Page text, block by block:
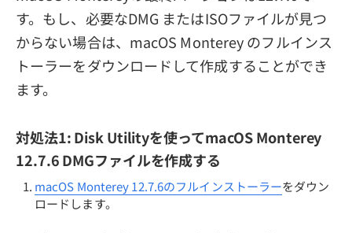
す。もし、必要なDMG またはISOファイルが見つ
からない場合は、macOS Monterey のフルインス
トーラーをダウンロードして作成することができ
ます。
対処法1: Disk Utilityを使ってmacOS Monterey
12.7.6 DMGファイルを作成する
macOS Monterey 12.7.6のフルインストーラーをダウン
ロードします。